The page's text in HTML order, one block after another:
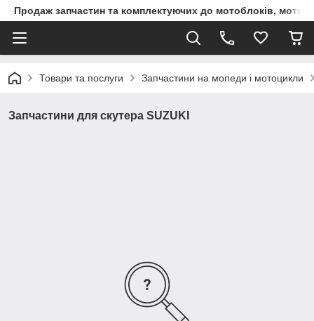
Продаж запчастин та комплектуючих до мотоблоків,
Товари та послуги Запчастини на мопеди і мотоцикли
Запчастини для скутера SUZUKI